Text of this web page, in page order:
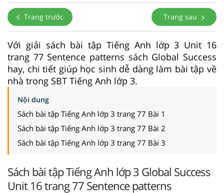
Trang trước Trang sau
Với giải sách bài tập Tiếng Anh lớp 3 Unit 16
trang 77 Sentence patterns sách Global Success
hay, chi tiết giúp học sinh dễ dàng làm bài tập về
nhà trong SBT Tiếng Anh lớp 3.
Nội dung
Sách bài tập Tiếng Anh lớp 3 trang 77 Bài 1
Sách bài tập Tiếng Anh lớp 3 trang 77 Bài 2
Sách bài tập Tiếng Anh lớp 3 trang 77 Bài 3
Sách bài tập Tiếng Anh lớp 3 Global Success
Unit 16 trang 77 Sentence patterns